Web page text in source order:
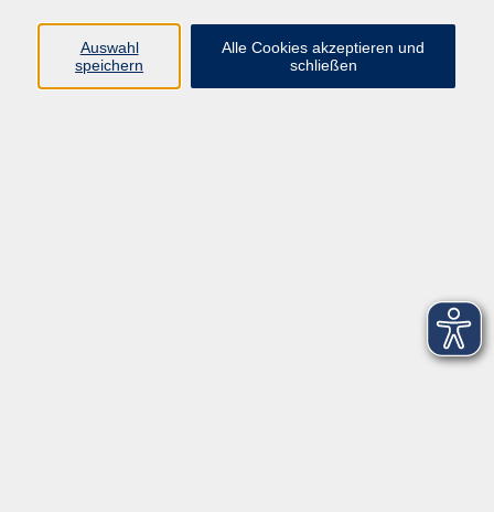
Auswahl
speichern
Alle Cookies akzeptieren und
schließen